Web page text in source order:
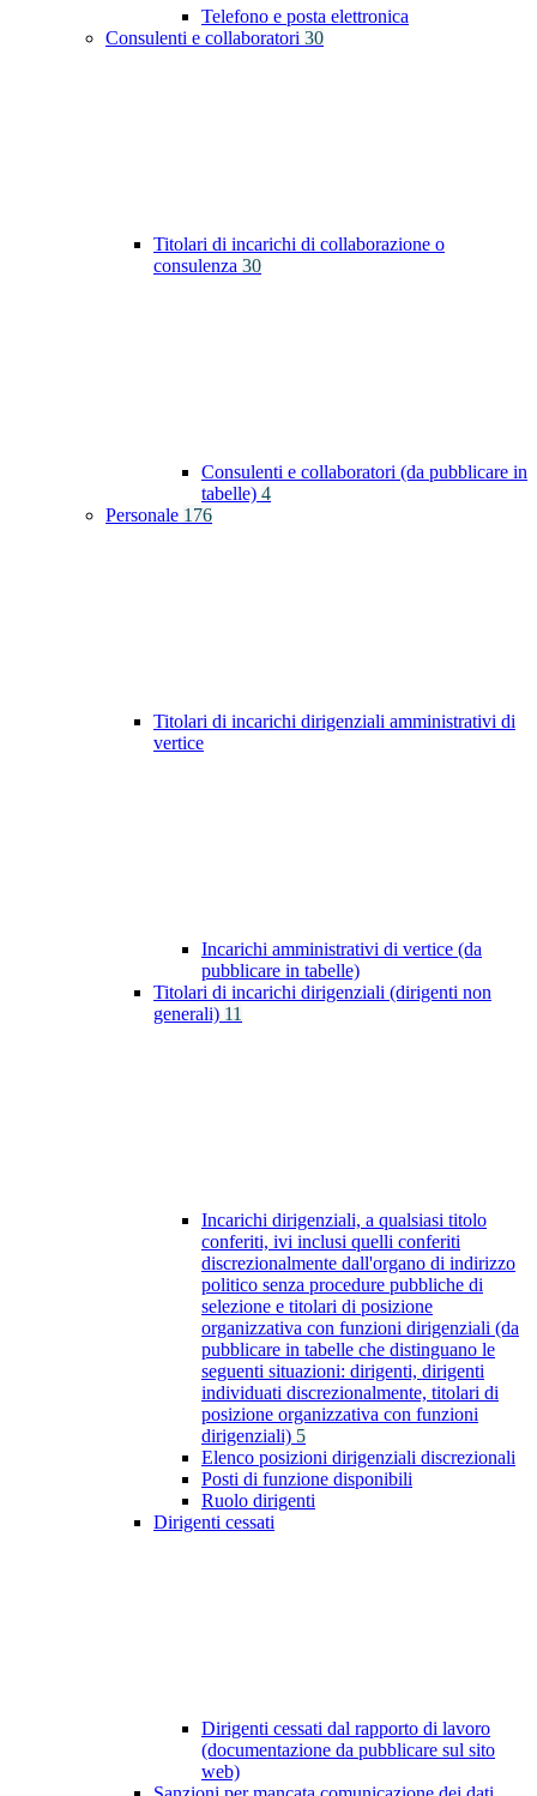
Telefono e posta elettronica
Consulenti e collaboratori 30
Titolari di incarichi di collaborazione o
consulenza 30
Consulenti e collaboratori (da pubblicare in
tabelle) 4
Personale 176
Titolari di incarichi dirigenziali amministrativi di
vertice
Incarichi amministrativi di vertice (da
pubblicare in tabelle)
Titolari di incarichi dirigenziali (dirigenti non
generali) 11
Incarichi dirigenziali, a qualsiasi titolo
conferiti, ivi inclusi quelli conferiti
discrezionalmente dall'organo di indirizzo
politico senza procedure pubbliche di
selezione e titolari di posizione
organizzativa con funzioni dirigenziali (da
pubblicare in tabelle che distinguano le
seguenti situazioni: dirigenti, dirigenti
individuati discrezionalmente, titolari di
posizione organizzativa con funzioni
dirigenziali) 5
Elenco posizioni dirigenziali discrezionali
Posti di funzione disponibili
Ruolo dirigenti
Dirigenti cessati
Dirigenti cessati dal rapporto di lavoro
(documentazione da pubblicare sul sito
web)